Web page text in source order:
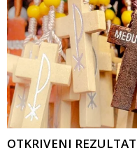
OTKRIVENI